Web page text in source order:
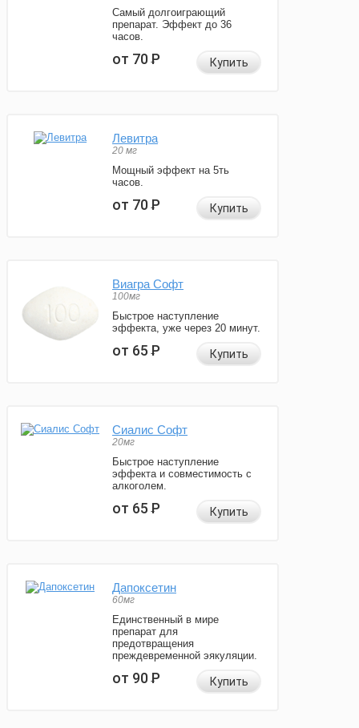
Самый долгоиграющий
препарат. Эффект до 36
часов.
от 70Р Купить
Левитра
20 мг
Мощный эффект на 5ть
часов.
от 70Р Купить
Виагра Софт
100мг
Быстрое наступление
эффекта, уже через 20 минут.
от 65Р Купить
Сиалис Софт
20мг
Быстрое наступление
эффекта и совместимость с
алкоголем.
от 65Р Купить
Дапоксетин
60мг
Единственный в мире
препарат для
предотвращения
преждевременной эякуляции.
от 90Р Купить